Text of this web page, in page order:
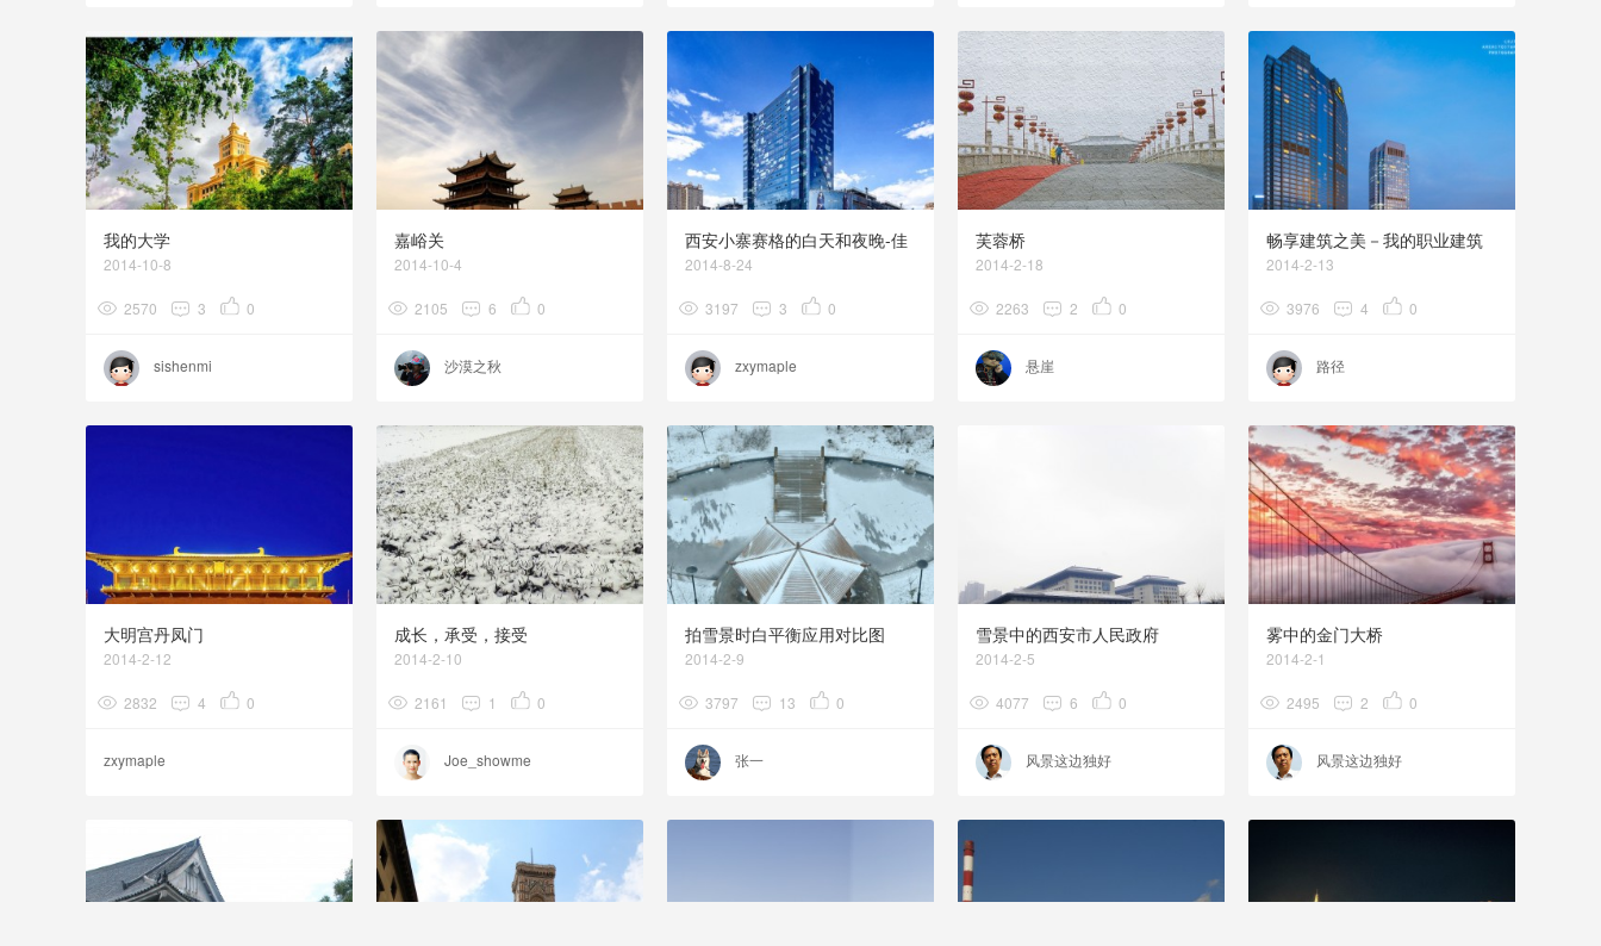
我的大学
2014-10-8
2570 3 0
sishenmi
嘉峪关
2014-10-4
2105 6 0
沙漠之秋
西安小寨赛格的白天和夜晚-佳
能移轴镜头拍摄
2014-8-24
3197 3 0
zxymaple
芙蓉桥
2014-2-18
2263 2 0
悬崖
畅享建筑之美－我的职业建筑
摄影之路
2014-2-13
3976 4 0
路径
大明宫丹凤门
2014-2-12
2832 4 0
zxymaple
成长，承受，接受
2014-2-10
2161 1 0
Joe_showme
拍雪景时白平衡应用对比图
2014-2-9
3797 13 0
张一
雪景中的西安市人民政府
2014-2-5
4077 6 0
风景这边独好
雾中的金门大桥
2014-2-1
2495 2 0
风景这边独好